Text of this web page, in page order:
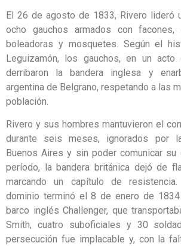
El 26 de agosto de 1833, Rivero lideró
ocho gauchos armados con facones,
boleadoras y mosquetes. Según el
Leguizamón, los gauchos, en un acto
derribaron la bandera inglesa y
argentina de Belgrano, respetando a las
población.
Rivero y sus hombres mantuvieron el
durante seis meses, ignorados por
Buenos Aires y sin poder comunicar su
período, la bandera británica dejó de
marcando un capítulo de
dominio terminó el 8 de enero de
barco inglés Challenger, que
Smith, cuatro suboficiales y 30
persecución fue implacable y, con la